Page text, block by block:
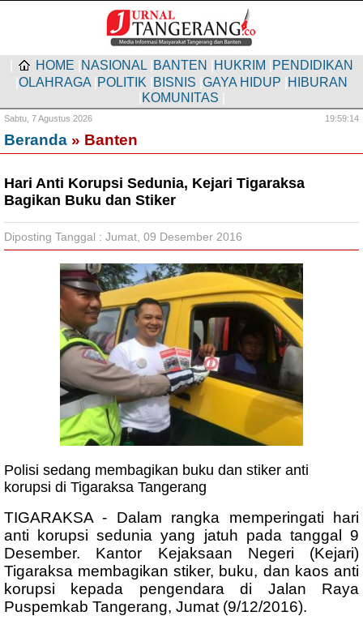
HOME NASIONAL BANTEN HUKRIM PENDIDIKAN
OLAHRAGA POLITIK BISNIS GAYA HIDUP HIBURAN
KOMUNITAS
Sabtu, 7 Agustus 2026 19:59:15
Beranda » Banten
Hari Anti Korupsi Sedunia, Kejari Tigaraksa
Bagikan Buku dan Stiker
Diposting Tanggal : Jumat, 09 Desember 2016
Polisi sedang membagikan buku dan stiker anti
korupsi di Tigaraksa Tangerang
TIGARAKSA - Dalam rangka memperingati hari
anti korupsi sedunia yang jatuh pada tanggal 9
Desember. Kantor Kejaksaan Negeri (Kejari)
Tigaraksa membagikan stiker, buku, dan kaos anti
korupsi kepada pengendara di Jalan Raya
Puspemkab Tangerang, Jumat (9/12/2016).